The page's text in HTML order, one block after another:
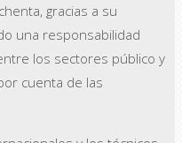
gracias a su
una responsabilidad
los sectores público y
cuenta de las